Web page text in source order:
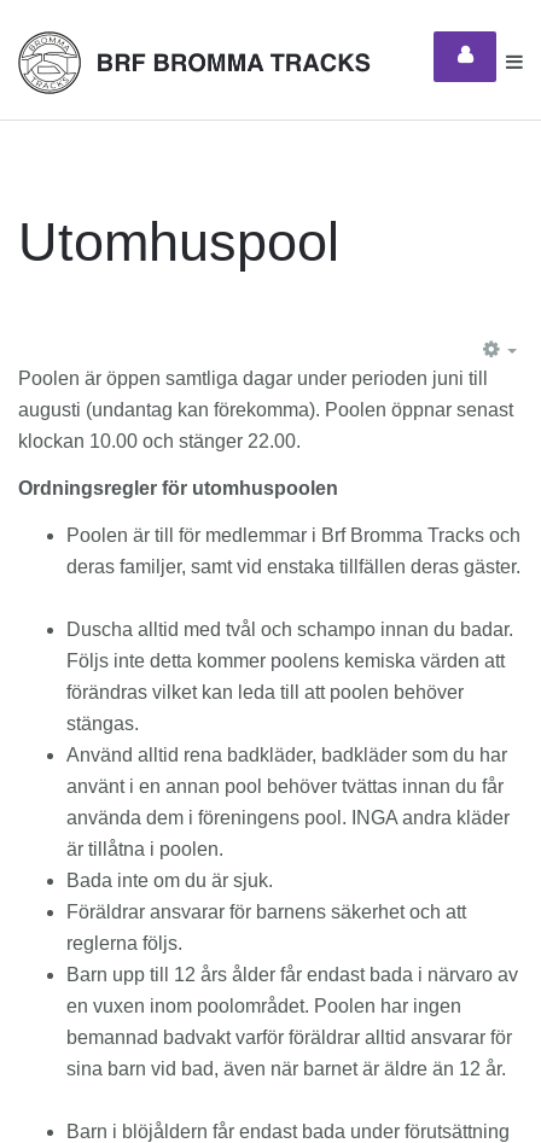
Utomhuspool
Poolen är öppen samtliga dagar under perioden juni till
augusti (undantag kan förekomma). Poolen öppnar senast
klockan 10.00 och stänger 22.00.
Ordningsregler för utomhuspoolen
Poolen är till för medlemmar i Brf Bromma Tracks och
deras familjer, samt vid enstaka tillfällen deras gäster.
Duscha alltid med tvål och schampo innan du badar.
Följs inte detta kommer poolens kemiska värden att
förändras vilket kan leda till att poolen behöver
stängas.
Använd alltid rena badkläder, badkläder som du har
använt i en annan pool behöver tvättas innan du får
använda dem i föreningens pool. INGA andra kläder
är tillåtna i poolen.
Bada inte om du är sjuk.
Föräldrar ansvarar för barnens säkerhet och att
reglerna följs.
Barn upp till 12 års ålder får endast bada i närvaro av
en vuxen inom poolområdet. Poolen har ingen
bemannad badvakt varför föräldrar alltid ansvarar för
sina barn vid bad, även när barnet är äldre än 12 år.
Barn i blöjåldern får endast bada under förutsättning